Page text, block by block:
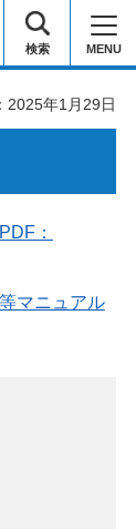
検索 MENU
2025年1月29日
：
マニュアル